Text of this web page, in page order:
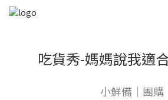
吃貨秀-媽媽說我適
小鮮備｜團購